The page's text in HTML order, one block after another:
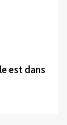
est dans